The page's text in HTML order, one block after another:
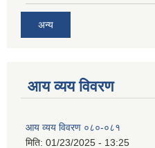
अन्य
आय व्यय विवरण
आय व्यय विवरण ०८०-०८१
मिति: 01/23/2025 - 13:25